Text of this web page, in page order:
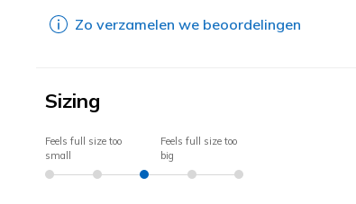
Zo verzamelen we beoordelingen
Sizing
Feels full size too
small
Feels full size too
big